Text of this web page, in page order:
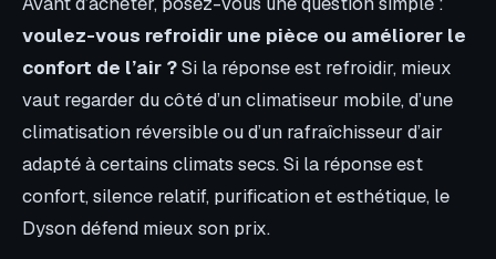
voulez-vous refroidir une pièce ou améliorer le
confort de l’air ?Si la réponse est refroidir, mieux
vaut regarder du côté d’un climatiseur mobile, d’une
climatisation réversible ou d’un rafraîchisseur d’air
adapté à certains climats secs. Si la réponse est
confort, silence relatif, purification et esthétique, le
Dyson défend mieux son prix.